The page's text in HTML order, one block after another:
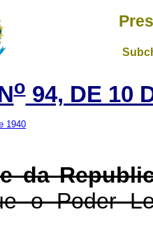
o94, DE 10
1940
da
o Poder